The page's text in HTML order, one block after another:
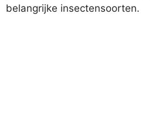
belangrijke insectensoorten.